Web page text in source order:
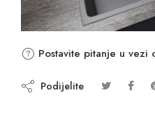
Postavite pitanje u vezi
Podijelite